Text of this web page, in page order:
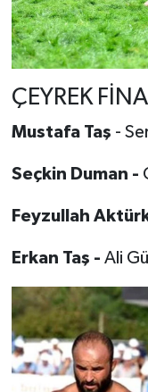
ÇEYREK
Mustafa Taş -
Seçkin Duman -
Feyzullah
Erkan Taş - Ali